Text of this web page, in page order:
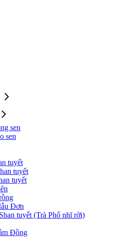
sen
sen
tuyết
tuyết
tuyết
Đơn
tuyết (Trà Phổ nhĩ rời)
Đồng